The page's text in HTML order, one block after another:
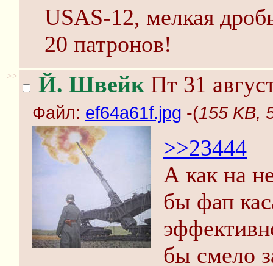
USAS-12, мелкая
20 патронов!
>> Й. Швейк Пт 31
Файл: ef64a61f.jpg -(155 KB,
>>23444
А как на
бы фап
бы смело